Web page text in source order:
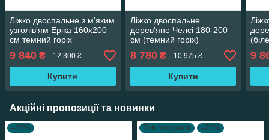
Ліжко двоспальне з м'яким
узголів'ям Еріка 160х200
см темний горіх
9 840 ₴ 12 300 ₴
Купити
Ліжко двоспальне
дерев'яне Челсі 180-200
см (темний горіх)
8 780₴ 10 975 ₴
Купити
9
Акційні пропозиції та новинки
–20% Топ продажів –20%